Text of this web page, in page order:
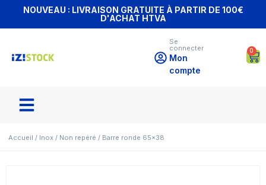
NOUVEAU : LIVRAISON GRATUITE À PARTIR DE 100€
D'ACHAT HTVA
Se
connecter
Mon
compte
0
Accueil / Inox / Non repéré / Barre ronde 65×38